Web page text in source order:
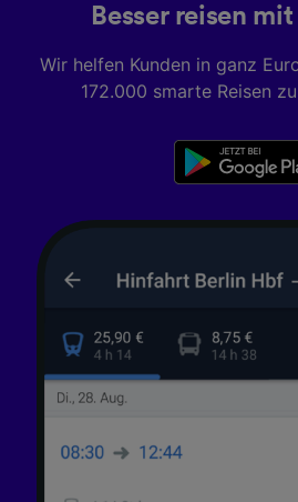
Besser reisen
Wir helfen Kunden in ganz
172.000 smarte Reisen